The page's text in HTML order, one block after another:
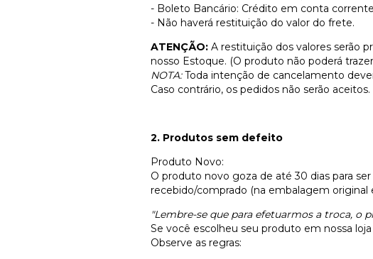
- Boleto Bancário: Crédito em conta
- Não haverá restituição do valor do frete.
ATENÇÃO: A restituição dos valores serão
nosso Estoque. (O produto não poderá
NOTA:Toda intenção de cancelamento
Caso contrário, os pedidos não serão aceitos.
2. Produtos sem defeito
Produto Novo:
O produto novo goza de até 30 dias para
recebido/comprado (na embalagem original
"Lembre-se que para efetuarmos a troca, o
Se você escolheu seu produto em nossa
Observe as regras: